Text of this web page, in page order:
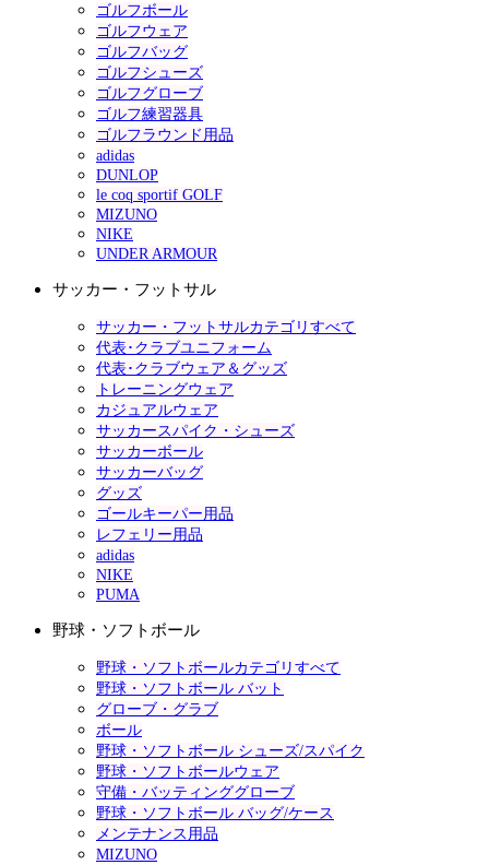
ゴルフボール
ゴルフウェア
ゴルフバッグ
ゴルフシューズ
ゴルフグローブ
ゴルフ練習器具
ゴルフラウンド用品
adidas
DUNLOP
le coq sportif GOLF
MIZUNO
NIKE
UNDER ARMOUR
サッカー・フットサル
サッカー・フットサルカテゴリすべて
代表･クラブユニフォーム
代表･クラブウェア＆グッズ
トレーニングウェア
カジュアルウェア
サッカースパイク・シューズ
サッカーボール
サッカーバッグ
グッズ
ゴールキーパー用品
レフェリー用品
adidas
NIKE
PUMA
野球・ソフトボール
野球・ソフトボールカテゴリすべて
野球・ソフトボール バット
グローブ・グラブ
ボール
野球・ソフトボール シューズ/スパイク
野球・ソフトボールウェア
守備・バッティンググローブ
野球・ソフトボール バッグ/ケース
メンテナンス用品
MIZUNO